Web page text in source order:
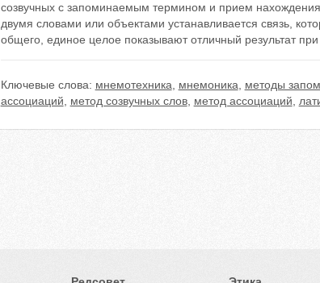
созвучных с запоминаемым термином и прием
двумя словами или объектами устанавливается связь,
общего, единое целое показывают отличный результат при
Ключевые слова: мнемотехника мнемоника методы
ассоциаций
метод созвучных слов, метод ассоциаций